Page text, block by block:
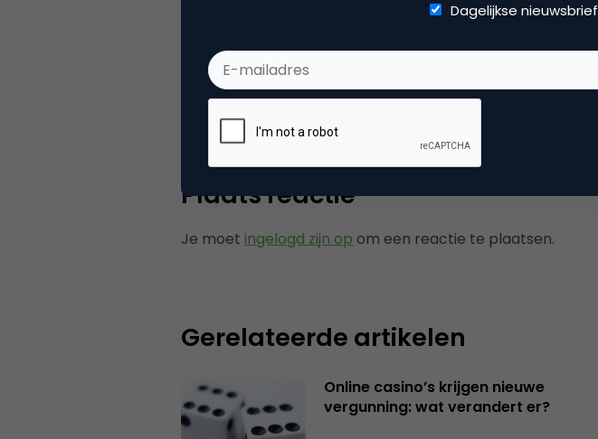
Tags online advertising
Plaats reactie
Je moet ingelogd zijn op om een reactie te plaatsen.
Gerelateerde artikelen
Online casino’s krijgen nieuwe
vergunning: wat verandert er?
Dagelijkse nieuwsbrief